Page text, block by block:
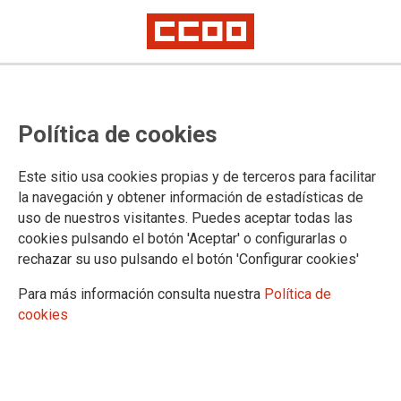
Política de cookies
Este sitio usa cookies propias y de terceros para facilitar
la navegación y obtener información de estadísticas de
uso de nuestros visitantes. Puedes aceptar todas las
cookies pulsando el botón 'Aceptar' o configurarlas o
rechazar su uso pulsando el botón 'Configurar cookies'
Para más información consulta nuestra Política de
cookies
ante el 1º de Mayo
Sábado 21 abril 2018 12 h., Sala Proceso 1001, Calle Lope de Vega, 38
1ª planta. Madrid
Tras el éxito de las movilizaciones y la huelga feminista del 8
de marzo, con los y las pensionistas en pie de guerra, la
juventud madrileña está llamada a las calles el próximo 1 de
19/04/2018.